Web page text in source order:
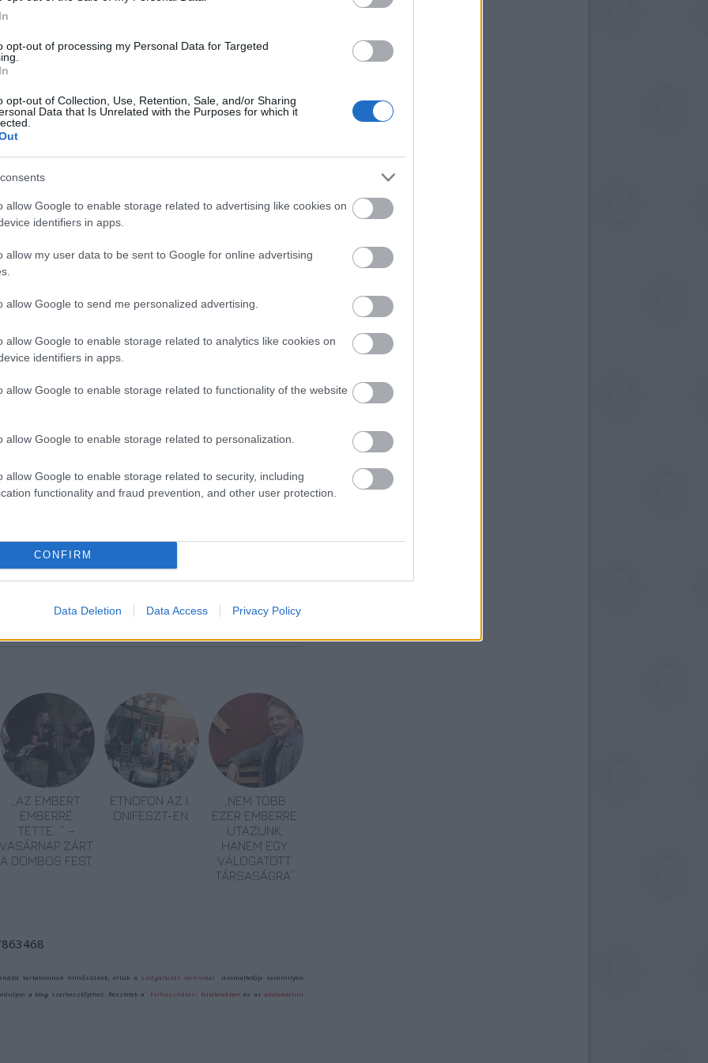
opt-out of processing my Personal Data for Targeted
opt-out of Collection, Use, Retention, Sale, and/or Sharing
Data that Is Unrelated with the Purposes for which it
allow Google to enable storage related to advertising like cookies on
identifiers in apps.
allow my user data to be sent to Google for online advertising
allow Google to send me personalized advertising.
allow Google to enable storage related to analytics like cookies on
identifiers in apps.
allow Google to enable storage related to functionality of the website
allow Google to enable storage related to personalization.
allow Google to enable storage related to security, including
functionality and fraud prevention, and other user protection.
CONFIRM
Data Deletion Data Access Privacy Policy
első szóló albumán; a Los Angelesben készült
és csendesebb, dzsesszesebb,
Morcheeba zenéje volt, a szövegek pedig
várniuk az énekesnő rajongóinak. A Keeping
Guest producerekkel dolgozott együtt; utóbbi
Secrets Tour keretében Budapest előtt
majd Magyarország után Olaszországban,
koncertezik.
„AZ EMBERT
EMBERRÉ
TETTE…” –
VASÁRNAP ZÁRT
A DOMBOS FEST
ETNOFON AZ I.
ONIFESZT-EN
„NEM TÖBB
EZER EMBERRE
UTAZUNK,
HANEM EGY
VÁLOGATOTT
TÁRSASÁGRA”
tartalomnak minősülnek, értük a szolgáltatás technikai üzemeltetője semmilyen
a blog szerkesztőjéhez. Részletek a Felhasználási feltételekben és azadatvédelmi